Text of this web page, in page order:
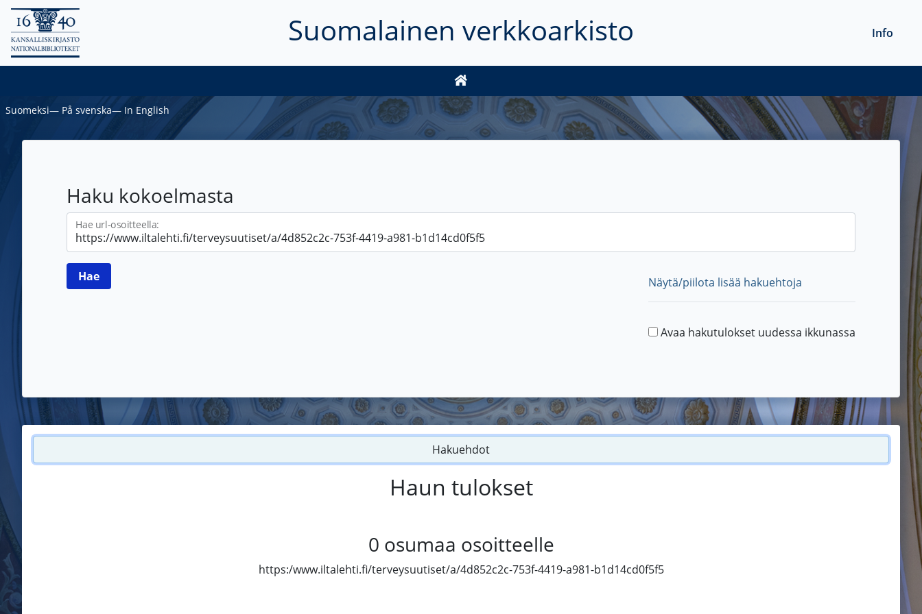
Suomalainen verkkoarkisto Info
Suomeksi― På svenska― In English
Haku kokoelmasta
Hae url-osoitteella:
Näytä/piilota lisää hakuehtoja
Avaa hakutulokset uudessa ikkunassa
Hakuehdot
Haun tulokset
0 osumaa osoitteelle
https:/www.iltalehti.fi/terveysuutiset/a/4d852c2c-753f-4419-a981-b1d14cd0f5f5